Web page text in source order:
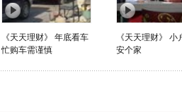
《天天理财》 年底看车
忙购车需谨慎
《天天理财》 小
安个家